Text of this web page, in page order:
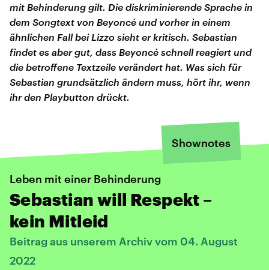
mit Behinderung gilt. Die diskriminierende Sprache in
dem Songtext von Beyoncé und vorher in einem
ähnlichen Fall bei Lizzo sieht er kritisch. Sebastian
findet es aber gut, dass Beyoncé schnell reagiert und
die betroffene Textzeile verändert hat. Was sich für
Sebastian grundsätzlich ändern muss, hört ihr, wenn
ihr den Playbutton drückt.
Shownotes
Leben mit einer Behinderung
Sebastian will Respekt –
kein Mitleid
Beitrag aus unserem Archiv vom 04. August
2022